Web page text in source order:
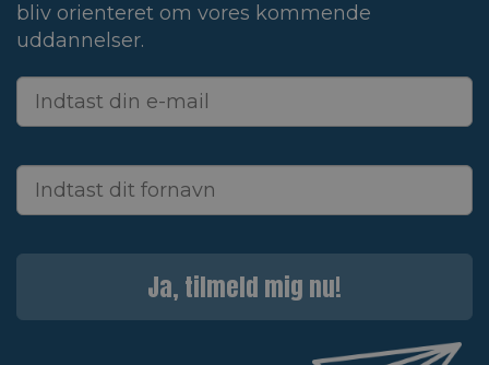
bliv orienteret om vores kommende
uddannelser.
Ja, tilmeld mig nu!